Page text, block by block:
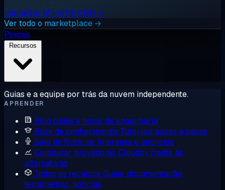
Implantar MikroTik CHR →
Ver todo o marketplace →
Preços
Guias e a equipe por trás da nuvem independente.
APRENDER
Blog Guias e notas de engenharia
Base de conhecimento Tutoriais passo a passo
Sala de Notícias Imprensa e anúncios
Comparar provedores Cloudzy frente às
alternativas
Todos os recursos Guias, documentação,
ferramentas, notícias